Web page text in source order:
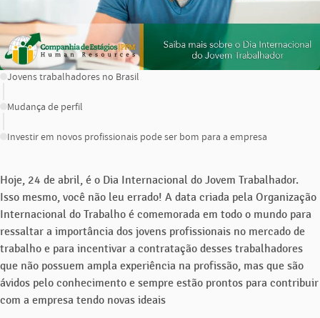
CONTEÚDO
Jovens trabalhadores no Brasil
Mudança de perfil
Investir em novos profissionais pode ser bom para a empresa
Hoje, 24 de abril, é o Dia Internacional do Jovem Trabalhador.
Isso mesmo, você não leu errado! A data criada pela Organização
Internacional do Trabalho é comemorada em todo o mundo para
ressaltar a importância dos jovens profissionais no mercado de
trabalho e para incentivar a contratação desses trabalhadores
que não possuem ampla experiência na profissão, mas que são
ávidos pelo conhecimento e sempre estão prontos para contribuir
com a empresa tendo novas ideais